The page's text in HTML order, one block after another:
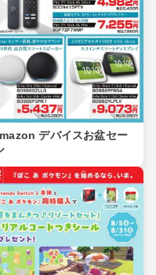
デバイスお盆セー